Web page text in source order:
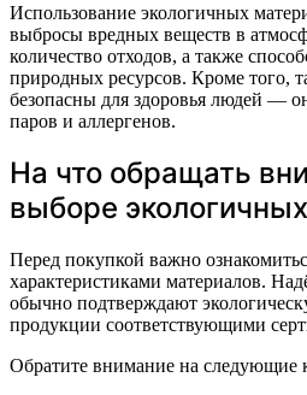
Использование экологичных
выбросы вредных веществ в
количество отходов, а также
природных ресурсов. Кроме того,
безопасны для здоровья людей —
паров и аллергенов.
На что обращать
выборе
Перед покупкой важно
характеристиками материалов.
обычно подтверждают
продукции соответствующими
Обратите внимание на следующие